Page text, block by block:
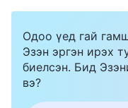
Одоо үед гай
Эзэн эргэн ирэх
биелсэн. Бид
вэ?